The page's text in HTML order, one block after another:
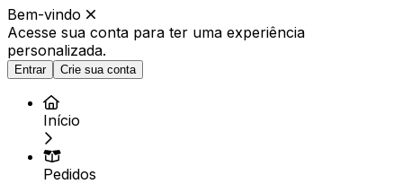
Bem-vindo
Acesse sua conta para ter uma experiência
personalizada.
Entrar Crie sua conta
Início
Pedidos